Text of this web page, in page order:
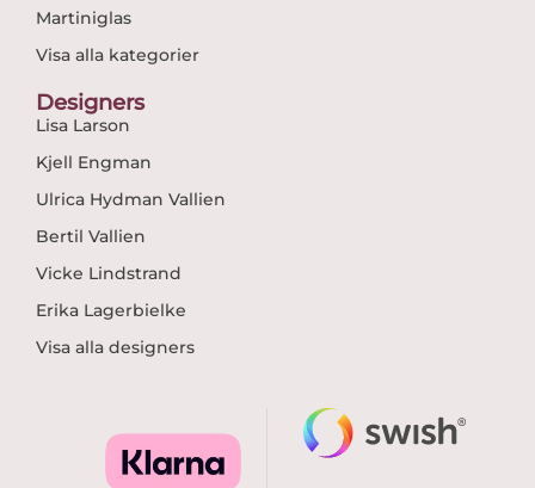
Martiniglas
Visa alla kategorier
Designers
Lisa Larson
Kjell Engman
Ulrica Hydman Vallien
Bertil Vallien
Vicke Lindstrand
Erika Lagerbielke
Visa alla designers